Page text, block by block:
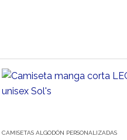
CAMISETAS ALGODÓN PERSONALIZADAS